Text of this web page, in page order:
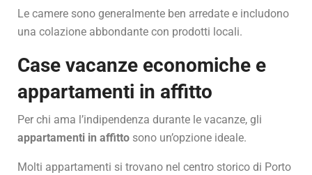
Le camere sono generalmente ben arredate e includono
una colazione abbondante con prodotti locali.
Case vacanze economiche e
appartamenti in affitto
Per chi ama l’indipendenza durante le vacanze, gli
appartamenti in affitto sono un’opzione ideale.
Molti appartamenti si trovano nel centro storico di Porto